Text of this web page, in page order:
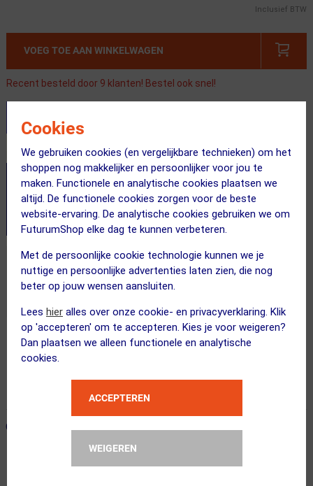
Cookies
We gebruiken cookies (en vergelijkbare technieken) om het
shoppen nog makkelijker en persoonlijker voor jou te
maken. Functionele en analytische cookies plaatsen we
altijd. De functionele cookies zorgen voor de beste
website-ervaring. De analytische cookies gebruiken we om
FuturumShop elke dag te kunnen verbeteren.
Met de persoonlijke cookie technologie kunnen we je
nuttige en persoonlijke advertenties laten zien, die nog
beter op jouw wensen aansluiten.
Lees hier alles over onze cookie- en privacyverklaring. Klik
op 'accepteren' om te accepteren. Kies je voor weigeren?
Dan plaatsen we alleen functionele en analytische
cookies.
ACCEPTEREN
WEIGEREN
Inclusief BTW
VOEG TOE AAN WINKELWAGEN
Recent besteld door 9 klanten! Bestel ook snel!
Dit product in andere versie
Gratis bezorging & retourneren
← Terug naar productnavigatie
ONZE AANBEVOLEN COMBINATIE